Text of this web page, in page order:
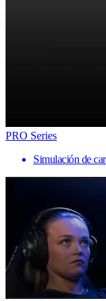
PRO Series
Simulación de